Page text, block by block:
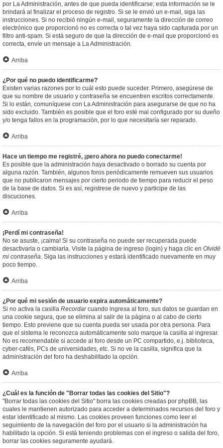
por La Administración, antes de que pueda identificarse; esta información se le
brindará al finalizar el proceso de registro. Si se le envió un e-mail, siga las
instrucciones. Si no recibió ningún e-mail, seguramente la dirección de correo
electrónico que proporcionó no es correcta o tal vez haya sido capturada por un
filtro anti-spam. Si está seguro de que la dirección de e-mail que proporcionó es
correcta, envíe un mensaje a La Administración.
Arriba
¿Por qué no puedo identificarme?
Existen varias razones por lo cuál esto puede suceder. Primero, asegúrese de
que su nombre de usuario y contraseña se encuentren escritos correctamente.
Si lo están, comuníquese con La Administración para asegurarse de que no ha
sido excluido. También es posible que el foro esté mal configurado por su dueño
y/o tenga fallos en la programación, por lo que necesitaría ser reparado.
Arriba
Hace un tiempo me registré, ¡pero ahora no puedo conectarme!
Es posible que la administración haya desactivado o borrado su cuenta por
alguna razón. También, algunos foros periódicamente remueven sus usuarios
que no publicaron mensajes por cierto periodo de tiempo para reducir el peso
de la base de datos. Si es así, registrese de nuevo y participe de las
discuciones.
Arriba
¡Perdí mi contraseña!
No se asuste, ¡calma! Si su contraseña no puede ser recuperada puede
desactivarla o cambiarla. Visite la página de ingreso (login) y haga clic en Olvidé
mi contraseña. Siga las instrucciones y estará identificado nuevamente en muy
poco tiempo.
Arriba
¿Por qué mi sesión de usuario expira automáticamente?
Si no activa la casilla Recordarcuando ingresa al foro, sus datos se guardan en
una cookie segura, que se elimina al salir de la página o al cabo de cierto
tiempo. Esto previene que su cuenta pueda ser usada por otra persona. Para
que el sistema le reconozca automáticamente solo marque la casilla al ingresar.
No es recomendable si accede al foro desde un PC compartido, e.j. biblioteca,
cyber-cafés, PCs de universidades, etc. Si no ve la casilla, significa que la
administración del foro ha deshabilitado la opción.
Arriba
¿Cuál es la función de "Borrar todas las cookies del Sitio"?
"Borrar todas las cookies del Sitio" borra las cookies creadas por phpBB, las
cuales le mantienen autorizado para acceder a determinados recursos del foro y
estar identificado al mismo. Las cookies proveen funciones como leer el
seguimiento de la navegación del foro por el usuario si la administración ha
habilitado la opción. Si está teniendo problemas con el ingreso o salida del foro,
borrar las cookies seguramente ayudará.